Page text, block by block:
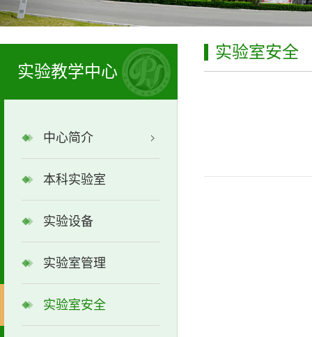
实验教学中心
中心简介
本科实验室
实验设备
实验室管理
实验室安全
实验室安全